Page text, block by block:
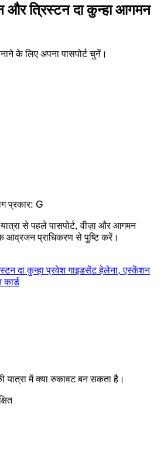
त्रिस्टन दा कुन्हा आगमन
के लिए अपना पासपोर्ट चुनें।
प्रकार: G
से पहले पासपोर्ट, वीज़ा और आगमन
प्राधिकरण से पुष्टि करें।
दा कुन्हा प्रवेश गाइडसेंट हेलेना, एस्केंशन
में क्या रुकावट बन सकता है।